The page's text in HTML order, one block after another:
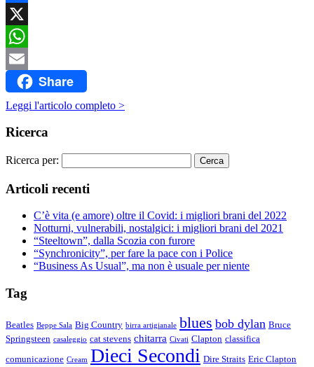
Facebook
X
WhatsApp
Email Share
Leggi l'articolo completo >
Ricerca
Ricerca per:
Articoli recenti
C’è vita (e amore) oltre il Covid: i migliori brani del 2022
Notturni, vulnerabili, nostalgici: i migliori brani del 2021
“Steeltown”, dalla Scozia con furore
“Synchronicity”, per fare la pace con i Police
“Business As Usual”, ma non è usuale per niente
Tag
Beatles Beppe Sala Big Country birra artigianale blues bob dylan Bruce
Springsteen casaleggio cat stevens chitarra Civati Clapton classifica
comunicazione Cream Dieci Secondi Dire Straits Eric Clapton